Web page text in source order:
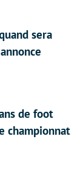
sera
de foot
championnat